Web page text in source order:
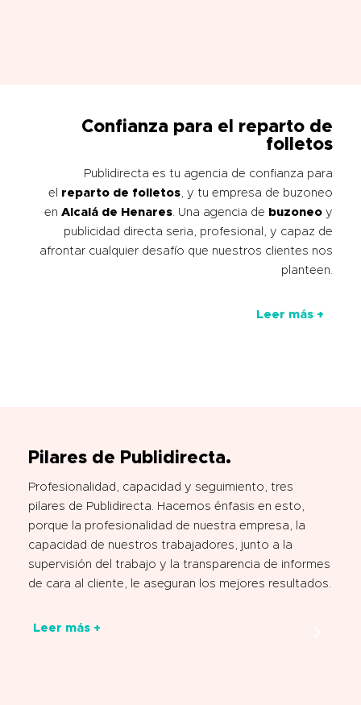
Confianza para el reparto de
folletos
Publidirecta es tu agencia de confianza para
el reparto de folletos , y tu empresa de buzoneo
en Alcalá de Henares . Una agencia de buzoneo y
publicidad directa seria, profesional, y capaz de
afrontar cualquier desafío que nuestros clientes nos
planteen.
Leer más +
Pilares de Publidirecta.
Profesionalidad, capacidad y seguimiento, tres
pilares de Publidirecta. Hacemos énfasis en esto,
porque la profesionalidad de nuestra empresa, la
capacidad de nuestros trabajadores, junto a la
supervisión del trabajo y la transparencia de informes
de cara al cliente, le aseguran los mejores resultados.
Leer más +